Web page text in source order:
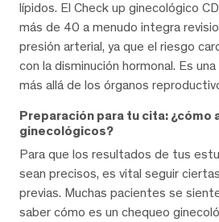
lípidos. El Check up ginecológico
más de 40 a menudo integra
presión arterial, ya que el riesgo
con la disminución hormonal. Es
más allá de los órganos
Preparación para tu cita: ¿cómo
ginecológicos?
Para que los resultados de tus
sean precisos, es vital seguir
previas. Muchas pacientes se
saber cómo es un chequeo